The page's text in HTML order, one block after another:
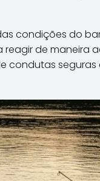
condições do
de maneira
condutas